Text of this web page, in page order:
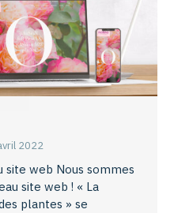
2022
site web Nous sommes
site web ! « La
plantes » se